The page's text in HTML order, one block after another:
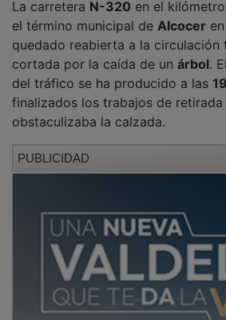
el término municipal deAlcoceren
quedado reabierta a la circulación
cortada por la caída de unárbol.
del tráfico se ha producido a las
finalizados los trabajos de
obstaculizaba la calzada.